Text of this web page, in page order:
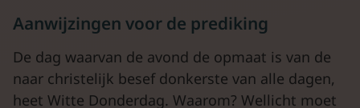
Aanwijzingen voor de prediking
De dag waarvan de avond de opmaat is van de
naar christelijk besef donkerste van alle dagen,
heet Witte Donderdag. Waarom? Wellicht moet